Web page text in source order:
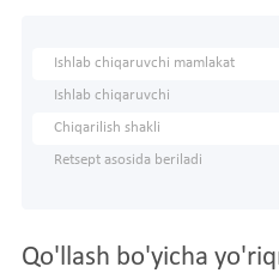
Ishlab chiqaruvchi mamlakat
Ishlab chiqaruvchi
Chiqarilish shakli
Retsept asosida beriladi
Qo'llash bo'yicha